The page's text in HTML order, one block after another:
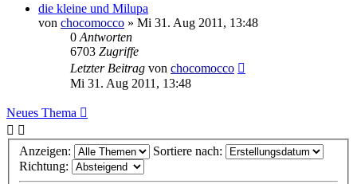
die kleine und Milupa
von chocomocco » Mi 31. Aug 2011, 13:48
0 Antworten
6703 Zugriffe
Letzter Beitrag von chocomocco
Mi 31. Aug 2011, 13:48
Neues Thema
Anzeigen:
Sortiere nach:
Richtung: